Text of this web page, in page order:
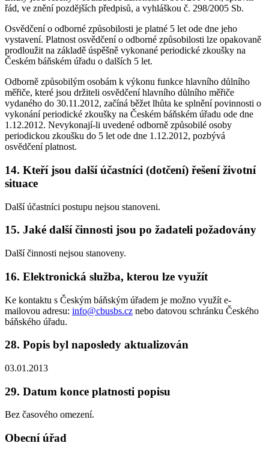
řád, ve znění pozdějších předpisů, a vyhláškou č. 298/2005 Sb.
Osvědčení o odborné způsobilosti je platné 5 let ode dne jeho
vystavení. Platnost osvědčení o odborné způsobilosti lze opakovaně
prodloužit na základě úspěšně vykonané periodické zkoušky na
Českém báňském úřadu o dalších 5 let.
Odborně způsobilým osobám k výkonu funkce hlavního důlního
měřiče, které jsou držiteli osvědčení hlavního důlního měřiče
vydaného do 30.11.2012, začíná běžet lhůta ke splnění povinnosti o
vykonání periodické zkoušky na Českém báňském úřadu ode dne
1.12.2012. Nevykonají-li uvedené odborně způsobilé osoby
periodickou zkoušku do 5 let ode dne 1.12.2012, pozbývá
osvědčení platnost.
14. Kteří jsou další účastníci (dotčení) řešení životní
situace
Další účastníci postupu nejsou stanoveni.
15. Jaké další činnosti jsou po žadateli požadovány
Další činnosti nejsou stanoveny.
16. Elektronická služba, kterou lze využít
Ke kontaktu s Českým báňským úřadem je možno využít e-
mailovou adresu: info@cbusbs.cz nebo datovou schránku Českého
báňského úřadu.
28. Popis byl naposledy aktualizován
03.01.2013
29. Datum konce platnosti popisu
Bez časového omezení.
Obecní úřad